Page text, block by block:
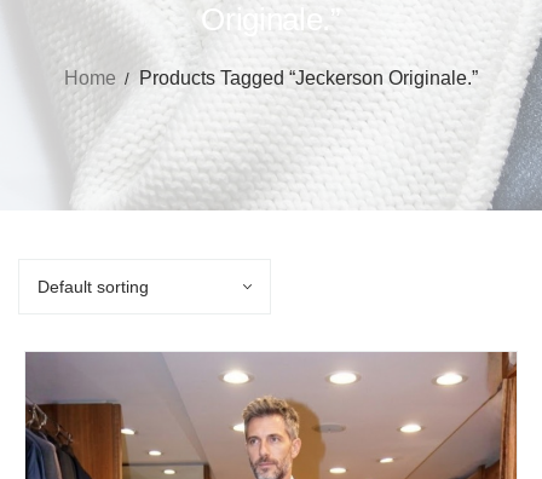
Originale.”
Home Products Tagged “Jeckerson Originale.”